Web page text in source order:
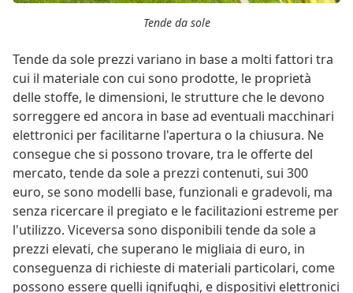
Tende da sole
Tende da sole prezzi variano in base a molti fattori tra
cui il materiale con cui sono prodotte, le proprietà
delle stoffe, le dimensioni, le strutture che le devono
sorreggere ed ancora in base ad eventuali macchinari
elettronici per facilitarne l'apertura o la chiusura. Ne
consegue che si possono trovare, tra le offerte del
mercato, tende da sole a prezzi contenuti, sui 300
euro, se sono modelli base, funzionali e gradevoli, ma
senza ricercare il pregiato e le facilitazioni estreme per
l'utilizzo. Viceversa sono disponibili tende da sole a
prezzi elevati, che superano le migliaia di euro, in
conseguenza di richieste di materiali particolari, come
possono essere quelli ignifughi, e dispositivi elettronici